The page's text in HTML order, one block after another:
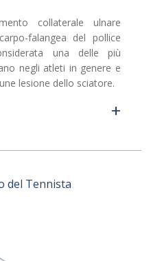
collaterale ulnare
falangea del pollice
una delle più
negli atleti in genere e
lesione dello sciatore.
+
del Tennista